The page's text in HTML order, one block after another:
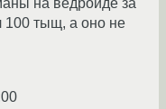
на ведроиде за
100 тыщ, а оно не